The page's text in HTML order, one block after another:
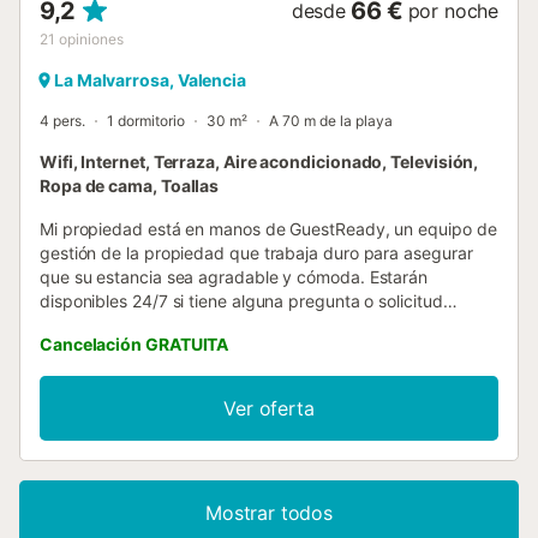
9,2
21 opiniones
desde 66 € por noche
La Malvarrosa, Valencia
4 pers. 1 dormitorio 30 m² A 70 m de la playa
Wifi, Internet, Terraza, Aire acondicionado, Televisión,
Ropa de cama, Toallas
Mi propiedad está en manos de GuestReady, un equipo de
gestión de la propiedad que trabaja duro para asegurar
que su estancia sea agradable y cómoda. Estarán
disponibles 24/7 si tiene alguna pregunta o solicitud
tanto en transporte público como en coche. La parada de
autobús más cercana, La Malva-rosa - Fuerteventura, está
a solo 1 minuto a pie. El Aeropuerto de Valencia se
encuentra a 33 minutos en coche desde la propiedad. Self
check-in con cerradura inteligente. Es necesario disponer
15:00 (early check-in bajo solicitud). Recibirás el enlace
Cancelación GRATUITA
Ver oferta
Mostrar todos